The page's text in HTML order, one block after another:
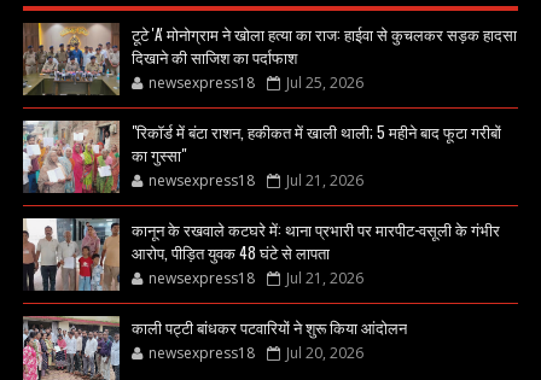
टूटे 'A' मोनोग्राम ने खोला हत्या का राज: हाईवा से कुचलकर सड़क हादसा
दिखाने की साजिश का पर्दाफाश
newsexpress18 Jul 25, 2026
"रिकॉर्ड में बंटा राशन, हकीकत में खाली थाली; 5 महीने बाद फूटा गरीबों
का गुस्सा"
newsexpress18 Jul 21, 2026
कानून के रखवाले कटघरे में: थाना प्रभारी पर मारपीट-वसूली के गंभीर
आरोप, पीड़ित युवक 48 घंटे से लापता
newsexpress18 Jul 21, 2026
काली पट्टी बांधकर पटवारियों ने शुरू किया आंदोलन
newsexpress18 Jul 20, 2026